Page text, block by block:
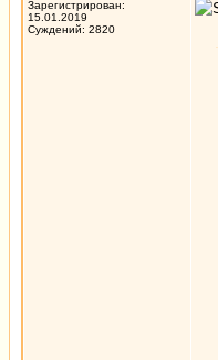
Зарегистрирован:
15.01.2019
Суждений: 2820